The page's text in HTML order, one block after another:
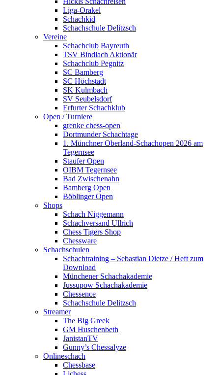
Liga-Orakel
Schachkid
Schachschule Delitzsch
Vereine
Schachclub Bayreuth
TSV Bindlach Aktionär
Schachclub Pegnitz
SC Bamberg
SC Höchstadt
SK Kulmbach
SV Seubelsdorf
Erfurter Schachklub
Open / Turniere
grenke chess-open
Dortmunder Schachtage
1. Münchner Oberland-Schachopen 2026 am
Tegernsee
Staufer Open
OIBM Tegernsee
Bad Zwischenahn
Bamberg Open
Böblinger Open
Shops
Schach Niggemann
Schachversand Ullrich
Chess Tigers Shop
Chessware
Schachschulen
Schachtraining – Sebastian Dietze / Heft zum
Download
Münchener Schachakademie
Jussupow Schachakademie
Chessence
Schachschule Delitzsch
Streamer
The Big Greek
GM Huschenbeth
JanistanTV
Gunny’s Chessalyze
Onlineschach
Chessbase